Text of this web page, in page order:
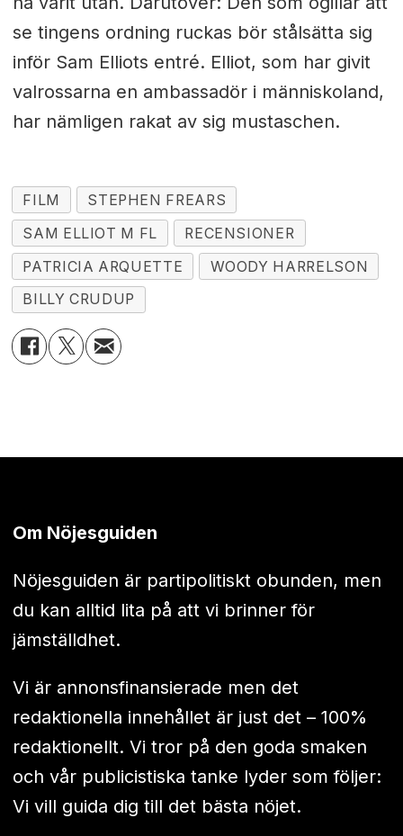
se tingens ordning ruckas bör stålsätta sig
inför Sam Elliots entré. Elliot, som har givit
valrossarna en ambassadör i människoland,
har nämligen rakat av sig mustaschen.
FILM
STEPHEN FREARS
SAM ELLIOT M FL
RECENSIONER
PATRICIA ARQUETTE
WOODY HARRELSON
BILLY CRUDUP
Om Nöjesguiden
Nöjesguiden är partipolitiskt obunden, men
du kan alltid lita på att vi brinner för
jämställdhet.
Vi är annonsfinansierade men det
redaktionella innehållet är just det – 100%
redaktionellt. Vi tror på den goda smaken
och vår publicistiska tanke lyder som följer:
Vi vill guida dig till det bästa nöjet.